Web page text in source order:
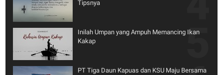
Tipsnya
Inilah Umpan yang Ampuh Memancing Ikan
Kakap
PT Tiga Daun Kapuas dan KSU Maju Bersama